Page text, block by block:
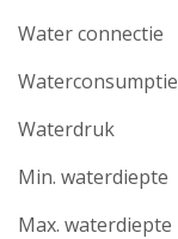
Water connectie
Waterconsumptie
Waterdruk
Min. waterdiepte
Max. waterdiepte